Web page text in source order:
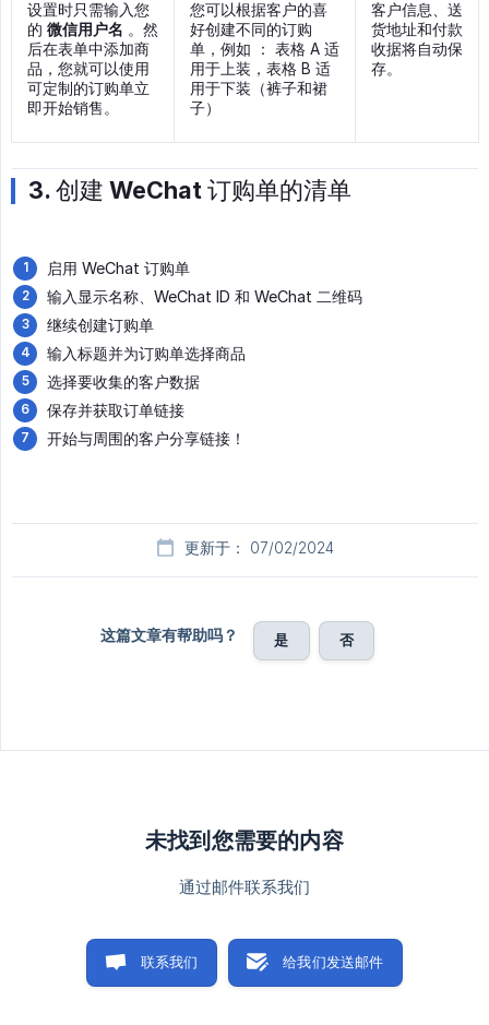
设置时只需输入您
的 微信用户名 。然
后在表单中添加商
品，您就可以使用
可定制的订购单立
即开始销售。
您可以根据客户的喜
好创建不同的订购
单，例如 ： 表格 A 适
用于上装，表格 B 适
用于下装（裤子和裙
子）
客户信息、送
货地址和付款
收据将自动保
存。
3. 创建 WeChat 订购单的清单
启用 WeChat 订购单
输入显示名称、WeChat ID 和 WeChat 二维码
继续创建订购单
输入标题并为订购单选择商品
选择要收集的客户数据
保存并获取订单链接
开始与周围的客户分享链接！
更新于： 07/02/2024
这篇文章有帮助吗？ 是 否
未找到您需要的内容
通过邮件联系我们
联系我们 给我们发送邮件